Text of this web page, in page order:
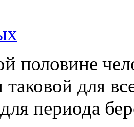
половине
таковой для
периода